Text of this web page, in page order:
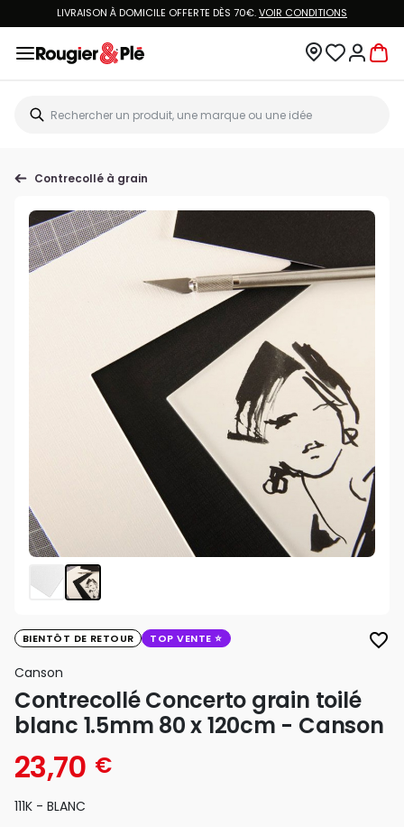
LIVRAISON À DOMICILE OFFERTE DÈS 70€.VOIR CONDITIONS
Contrecollé à grain
BIENTÔT DE RETOUR TOP VENTE favorite_border
Canson
Contrecollé Concerto grain toilé
blanc 1.5mm 80 x 120cm - Canson
23,70 €
111K - BLANC